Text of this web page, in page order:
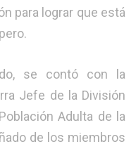
para lograr que está
se contó con la
Jefe de la División
Adulta de la
de los miembros